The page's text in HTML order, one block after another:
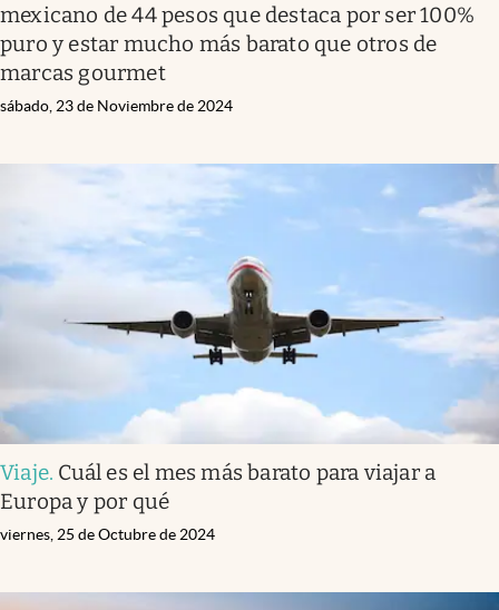
mexicano de 44 pesos que destaca por ser 100%
puro y estar mucho más barato que otros de
marcas gourmet
sábado, 23 de Noviembre de 2024
Viaje. Cuál es el mes más barato para viajar a
Europa y por qué
viernes, 25 de Octubre de 2024